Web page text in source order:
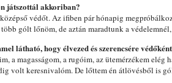
játszottál akkoriban?
védőt. Az ifiben pár hónapig
gólt lőnöm, de aztán maradtunk a
látható, hogy élvezed és szerencsére
a magasságom, a rugóim, az ütemérzékem elég
volt keresnivalóm. De lőttem én átlövésből is